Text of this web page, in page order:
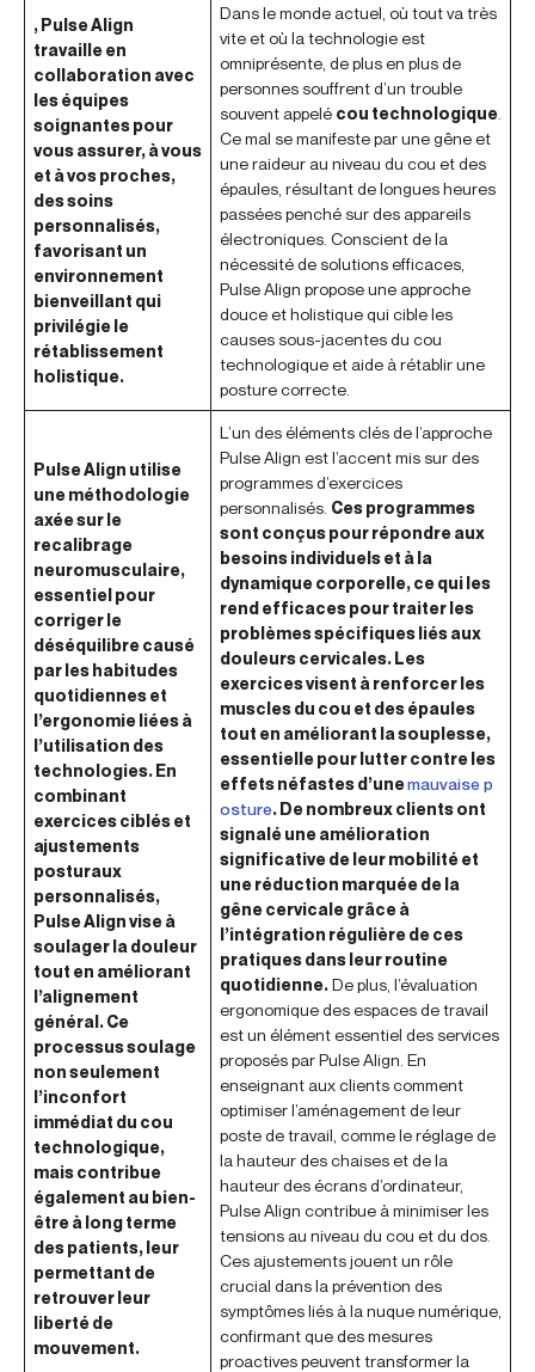
, Pulse Align
travaille en
collaboration avec
les équipes
soignantes pour
vous assurer, à vous
et à vos proches,
des soins
personnalisés,
favorisant un
environnement
bienveillant qui
privilégie le
rétablissement
holistique.
Dans le monde actuel, où tout va très
vite et où la technologie est
omniprésente, de plus en plus de
personnes souffrent d’un trouble
souvent appelé cou technologique
Ce mal se manifeste par une gêne et
une raideur au niveau du cou et des
épaules, résultant de longues heures
passées penché sur des appareils
électroniques. Conscient de la
nécessité de solutions efficaces,
Pulse Align propose une approche
douce et holistique qui cible les
causes sous-jacentes du cou
technologique et aide à rétablir une
posture correcte.
Pulse Align utilise
une méthodologie
axée sur le
recalibrage
neuromusculaire,
essentiel pour
corriger le
déséquilibre causé
par les habitudes
quotidiennes et
l’ergonomie liées à
l’utilisation des
technologies. En
combinant
exercices ciblés et
ajustements
posturaux
personnalisés,
Pulse Align vise à
soulager la douleur
tout en améliorant
l’alignement
général. Ce
processus soulage
non seulement
l’inconfort
immédiat du cou
technologique,
mais contribue
également au bien-
être à long terme
des patients, leur
permettant de
retrouver leur
liberté de
mouvement.
L’un des éléments clés de l’approche
Pulse Align est l’accent mis sur des
programmes d’exercices
personnalisés. Ces programmes
sont conçus pour répondre aux
besoins individuels et à la
dynamique corporelle, ce qui les
rend efficaces pour traiter les
problèmes spécifiques liés aux
douleurs cervicales. Les
exercices visent à renforcer les
muscles du cou et des épaules
tout en améliorant la souplesse,
essentielle pour lutter contre les
effets néfastes d’unemauvaise p
osture. De nombreux clients ont
signalé une amélioration
significative de leur mobilité et
une réduction marquée de la
gêne cervicale grâce à
l’intégration régulière de ces
pratiques dans leur routine
quotidienne.De plus, l’évaluation
ergonomique des espaces de travail
est un élément essentiel des services
proposés par Pulse Align. En
enseignant aux clients comment
optimiser l’aménagement de leur
poste de travail, comme le réglage de
la hauteur des chaises et de la
hauteur des écrans d’ordinateur,
Pulse Align contribue à minimiser les
tensions au niveau du cou et du dos.
Ces ajustements jouent un rôle
crucial dans la prévention des
symptômes liés à la nuque numérique,
confirmant que des mesures
proactives peuvent transformer la